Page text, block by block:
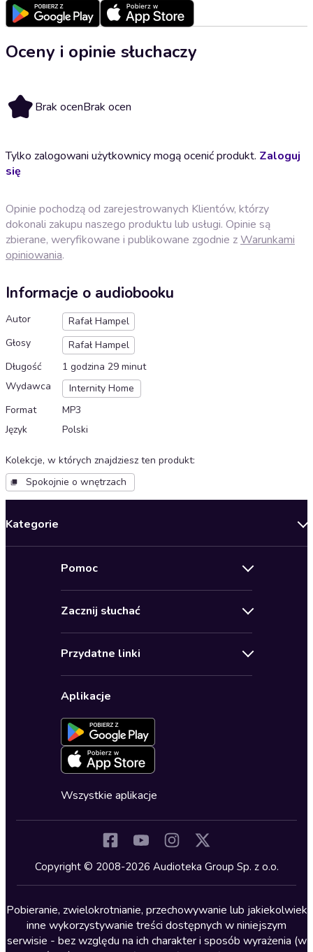
Oceny i opinie słuchaczy
Brak ocenBrak ocen
Tylko zalogowani użytkownicy mogą ocenić produkt. Zaloguj
się
Opinie pochodzą od zarejestrowanych Klientów, którzy
dokonali zakupu naszego produktu lub usługi. Opinie są
zbierane, weryfikowane i publikowane zgodnie zWarunkami
opiniowania.
Informacje o audiobooku
Autor
Rafał Hampel
Głosy
Rafał Hampel
Długość
1 godzina 29 minut
Wydawca
Internity Home
Format
MP3
Język
Polski
Kolekcje, w których znajdziesz ten produkt:
Spokojnie o wnętrzach
Kategorie
Biznes, marketing, ekonomia
Dla młodzieży
Kryminały
Lektury szkolne
Literatura anglojęzyczna
Literatura faktu
Pomoc
Pomoc
Ustawienia prywatności
Formularz zgłaszania nielegalnych treści
Deklaracja dostępności
Zacznij słuchać
Karnety
Oferta dla firm i bibliotek
Przydatne linki
Dołącz do newslettera
Blog
Zapowiedzi
Cykle audiobooków
Aplikacje
Wszystkie aplikacje
Copyright © 2008-2026 Audioteka Group Sp. z o.o.
Pobieranie, zwielokrotnianie, przechowywanie lub jakiekolwiek
inne wykorzystywanie treści dostępnych w niniejszym
serwisie - bez względu na ich charakter i sposób wyrażenia (w